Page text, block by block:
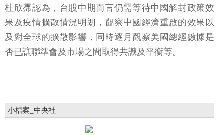
杜欣霈認為，台股中期而言仍需等待中國解封政策效
果及疫情擴散情況明朗，觀察中國經濟重啟的效果以
及對全球的擴散影響，同時逐月觀察美國總經數據是
否已讓聯準會及市場之間取得共識及平衡等。
小檔案_中央社